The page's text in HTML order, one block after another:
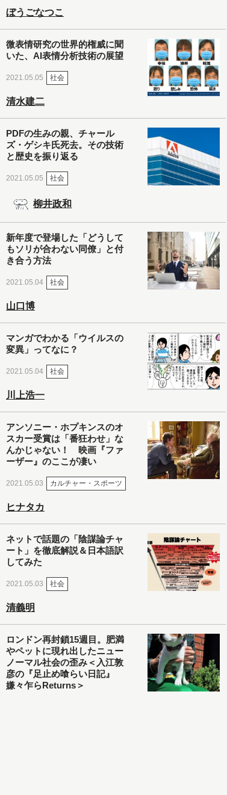
ぼうごなつこ
微表情研究の世界的権威に聞
いた、AI表情分析技術の展望
2021.05.05 社会
清水建二
PDFの生みの親、チャール
ズ・ゲシキ氏死去。その技術
と歴史を振り返る
2021.05.05 社会
柳井政和
新年度で登場した「どうして
もソリが合わない同僚」と付
き合う方法
2021.05.04 社会
山口博
マンガでわかる「ウイルスの
変異」ってなに？
2021.05.04 社会
川上浩一
アンソニー・ホプキンスのオ
スカー受賞は「番狂わせ」な
んかじゃない！ 映画『ファ
ーザー』のここが凄い
2021.05.03 カルチャー・スポーツ
ヒナタカ
ネットで話題の「陰謀論チャ
ート」を徹底解説＆日本語訳
してみた
2021.05.03 社会
清義明
ロンドン再封鎖15週目。肥満
やペットに現れ出したニュー
ノーマル社会の歪み＜入江敦
彦の『足止め喰らい日記』
嫌々乍らReturns＞